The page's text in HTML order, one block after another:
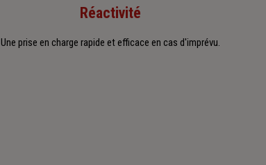
Réactivité
Une prise en charge rapide et efficace en cas d'imprévu.